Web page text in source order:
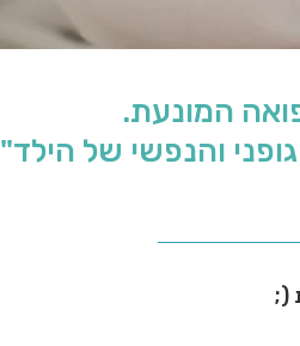
המונעת.
והנפשי של הילד"
(;